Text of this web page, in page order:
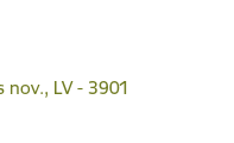
nov., LV - 3901